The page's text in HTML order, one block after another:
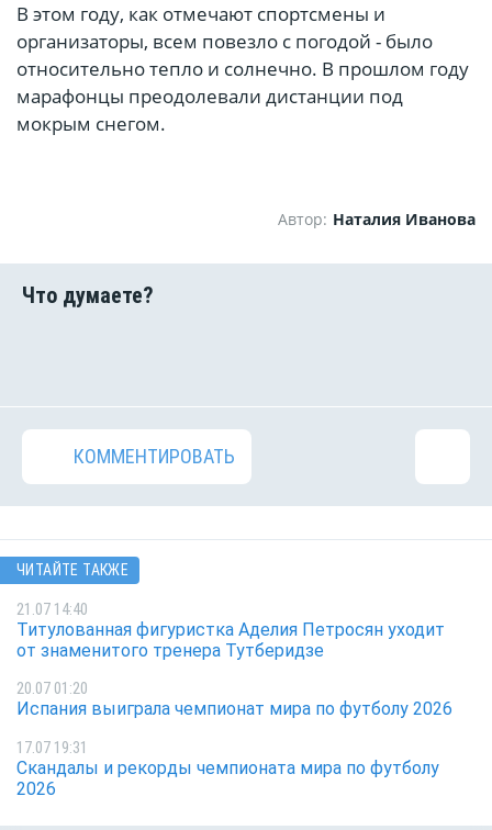
В этом году, как отмечают спортсмены и
организаторы, всем повезло с погодой - было
относительно тепло и солнечно. В прошлом году
марафонцы преодолевали дистанции под
мокрым снегом.
Автор: Наталия Иванова
КОММЕНТИРОВАТЬ
ЧИТАЙТЕ ТАКЖЕ
21.07 14:40
Титулованная фигуристка Аделия Петросян уходит
от знаменитого тренера Тутберидзе
20.07 01:20
Испания выиграла чемпионат мира по футболу 2026
17.07 19:31
Скандалы и рекорды чемпионата мира по футболу
2026